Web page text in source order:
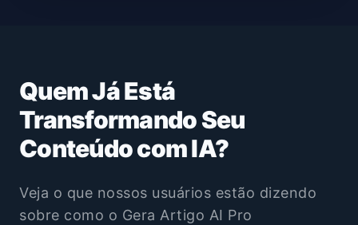
Quem Já Está
Transformando Seu
Conteúdo com IA?
Veja o que nossos usuários estão dizendo
sobre como o Gera Artigo AI Pro